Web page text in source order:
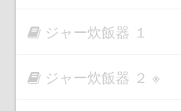
ジャー炊飯器 １
ジャー炊飯器 ２ ※